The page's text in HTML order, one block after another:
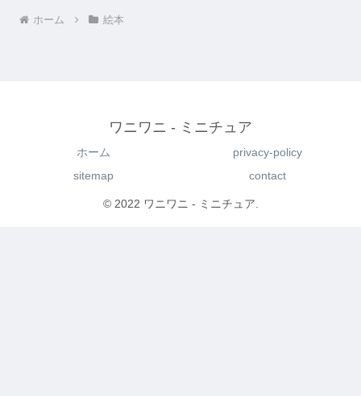
ホーム 絵本
ワニワニ - ミニチュア
ホーム
privacy-policy
sitemap
contact
© 2022 ワニワニ - ミニチュア.